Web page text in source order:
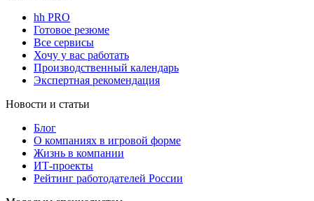
hh PRO
Готовое резюме
Все сервисы
Хочу у вас работать
Производственный календарь
Экспертная рекомендация
Новости и статьи
Блог
О компаниях в игровой форме
Жизнь в компании
ИТ-проекты
Рейтинг работодателей России